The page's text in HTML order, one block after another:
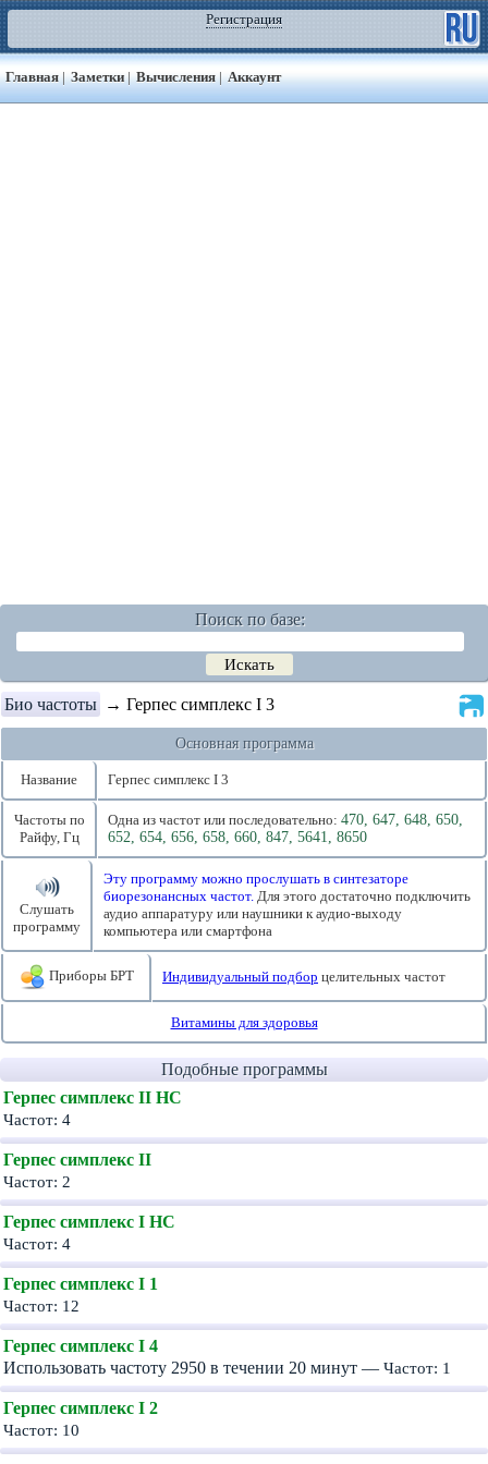
Регистрация
Главная | Заметки | Вычисления | Аккаунт
Поиск по базе:
Био частоты → Герпес симплекс I 3
Основная программа
Название Герпес симплекс I 3
Частоты по
Райфу, Гц
Одна из частот или последовательно: 470, 647, 648, 650,
652, 654, 656, 658, 660, 847, 5641, 8650
Слушать
программу
Эту программу можно прослушать в синтезаторе
биорезонансных частот. Для этого достаточно подключить
аудио аппаратуру или наушники к аудио-выходу
компьютера или смартфона
Приборы БРТ Индивидуальный подбор целительных частот
Витамины для здоровья
Подобные программы
Герпес симплекс II HC
Частот: 4
Герпес симплекс II
Частот: 2
Герпес симплекс I HC
Частот: 4
Герпес симплекс I 1
Частот: 12
Герпес симплекс I 4
Использовать частоту 2950 в течении 20 минут — Частот: 1
Герпес симплекс I 2
Частот: 10